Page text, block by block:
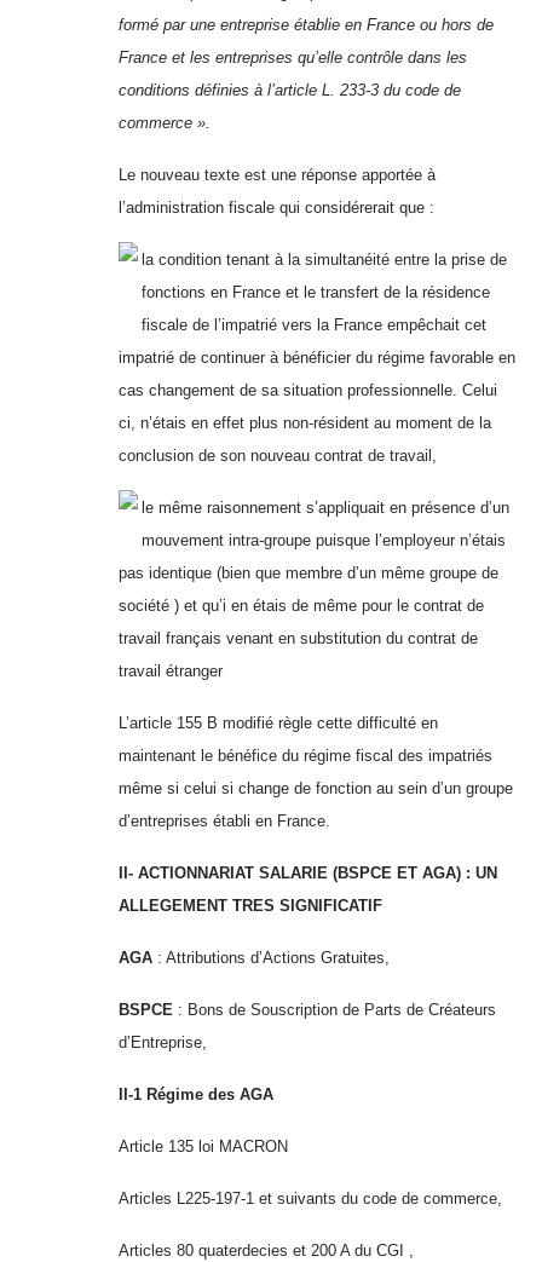
formé par une entreprise établie en France ou hors de
France et les entreprises qu’elle contrôle dans les
conditions définies à l’article L. 233-3 du code de
commerce ».
Le nouveau texte est une réponse apportée à
l’administration fiscale qui considérerait que :
la condition tenant à la simultanéité entre la prise de
fonctions en France et le transfert de la résidence
fiscale de l’impatrié vers la France empêchait cet
impatrié de continuer à bénéficier du régime favorable en
cas changement de sa situation professionnelle. Celui
ci, n’étais en effet plus non-résident au moment de la
conclusion de son nouveau contrat de travail,
le même raisonnement s’appliquait en présence d’un
mouvement intra-groupe puisque l’employeur n’étais
pas identique (bien que membre d’un même groupe de
société ) et qu’i en étais de même pour le contrat de
travail français venant en substitution du contrat de
travail étranger
L’article 155 B modifié règle cette difficulté en
maintenant le bénéfice du régime fiscal des impatriés
même si celui si change de fonction au sein d’un groupe
d’entreprises établi en France.
II- ACTIONNARIAT SALARIE (BSPCE ET AGA) : UN
ALLEGEMENT TRES SIGNIFICATIF
AGA : Attributions d’Actions Gratuites,
BSPCE : Bons de Souscription de Parts de Créateurs
d’Entreprise,
II-1 Régime des AGA
Article 135 loi MACRON
Articles L225-197-1 et suivants du code de commerce,
Articles 80 quaterdecies et 200 A du CGI ,